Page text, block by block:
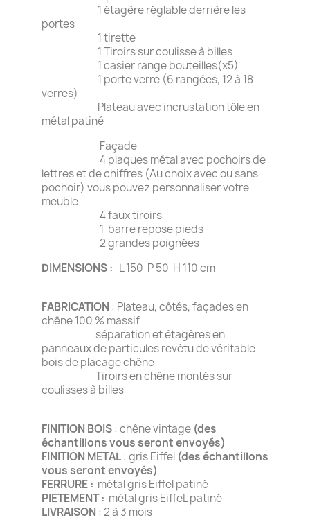
1 étagère réglable derrière les
portes
1 tirette
1 Tiroirs sur coulisse à billes
1 casier range bouteilles(x5)
1 porte verre (6 rangées, 12 à 18
verres)
Plateau avec incrustation tôle en
métal patiné
Façade
4 plaques métal avec pochoirs de
lettres et de chiffres (Au choix avec ou sans
pochoir) vous pouvez personnaliser votre
meuble
4 faux tiroirs
1 barre repose pieds
2 grandes poignées
DIMENSIONS : L 150 P 50 H 110 cm
FABRICATION : Plateau, côtés, façades en
chêne 100 % massif
séparation et étagères en
panneaux de particules revêtu de véritable
bois de placage chêne
Tiroirs en chêne montés sur
coulisses à billes
FINITION BOIS: chêne vintage (des
échantillons vous seront envoyés)
FINITION METAL: gris Eiffel (des échantillons
vous seront envoyés)
FERRURE : métal gris Eiffel patiné
PIETEMENT : métal gris EiffeL patiné
LIVRAISON : 2 à 3 mois